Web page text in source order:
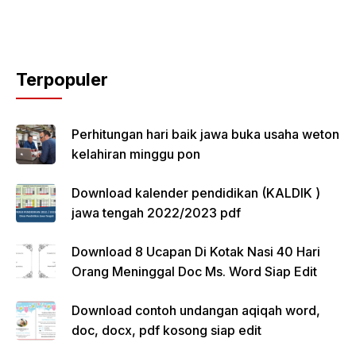
Terpopuler
Perhitungan hari baik jawa buka usaha weton
kelahiran minggu pon
Download kalender pendidikan (KALDIK )
jawa tengah 2022/2023 pdf
Download 8 Ucapan Di Kotak Nasi 40 Hari
Orang Meninggal Doc Ms. Word Siap Edit
Download contoh undangan aqiqah word,
doc, docx, pdf kosong siap edit